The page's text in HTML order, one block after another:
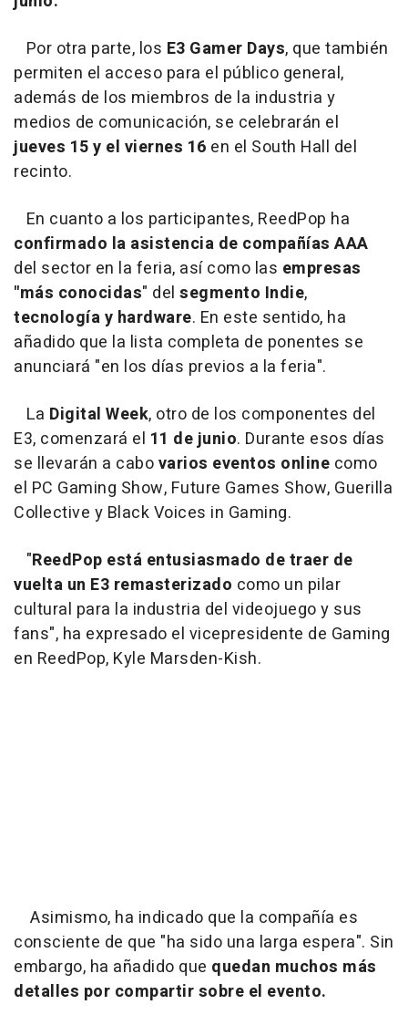
Por otra parte, los E3 Gamer Days, que también
permiten el acceso para el público general,
además de los miembros de la industria y
medios de comunicación, se celebrarán el
jueves 15 y el viernes 16 en el South Hall del
recinto.
En cuanto a los participantes, ReedPop ha
confirmado la asistencia de compañías AAA
del sector en la feria, así como las empresas
"más conocidas" del segmento Indie,
tecnología y hardware. En este sentido, ha
añadido que la lista completa de ponentes se
anunciará "en los días previos a la feria".
La Digital Week, otro de los componentes del
E3, comenzará el 11 de junio. Durante esos días
se llevarán a cabovarios eventos online como
el PC Gaming Show, Future Games Show, Guerilla
Collective y Black Voices in Gaming.
"ReedPop está entusiasmado de traer de
vuelta un E3 remasterizado como un pilar
cultural para la industria del videojuego y sus
fans", ha expresado el vicepresidente de Gaming
en ReedPop, Kyle Marsden-Kish.
Asimismo, ha indicado que la compañía es
consciente de que "ha sido una larga espera". Sin
embargo, ha añadido que quedan muchos más
detalles por compartir sobre el evento.